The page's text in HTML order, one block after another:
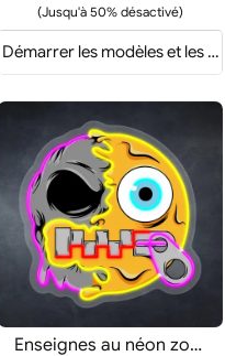
(Jusqu'à 50% désactivé)
Démarrer les modèles et les
Enseignes au néon zombie à bouche zippée